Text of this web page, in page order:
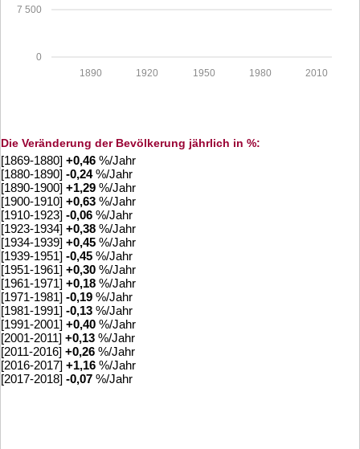
0
7 500
2010
1980
1950
1920
1890
Die Veränderung der Bevölkerung jährlich in %:
[1869-1880] +0,46 %/Jahr
[1880-1890] -0,24%/Jahr
[1890-1900] +1,29 %/Jahr
[1900-1910] +0,63 %/Jahr
[1910-1923] -0,06 %/Jahr
[1923-1934] +0,38 %/Jahr
[1934-1939] +0,45 %/Jahr
[1939-1951] -0,45 %/Jahr
[1951-1961] +0,30 %/Jahr
[1961-1971] +0,18 %/Jahr
[1971-1981] -0,19 %/Jahr
[1981-1991] -0,13 %/Jahr
[1991-2001] +0,40 %/Jahr
[2001-2011] +0,13 %/Jahr
[2011-2016] +0,26 %/Jahr
[2016-2017] +1,16 %/Jahr
[2017-2018] -0,07 %/Jahr